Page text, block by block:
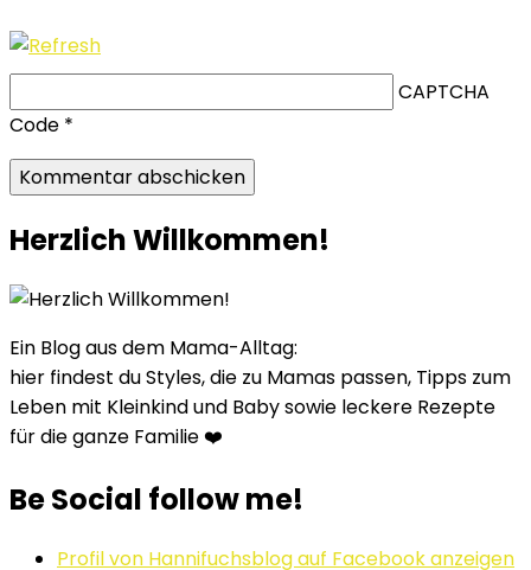
CAPTCHA
Code *
Herzlich Willkommen!
Ein Blog aus dem Mama-Alltag:
hier findest du Styles, die zu Mamas passen, Tipps zum
Leben mit Kleinkind und Baby sowie leckere Rezepte
für die ganze Familie ❤️
Be Social follow me!
Profil von Hannifuchsblog auf Facebook anzeigen